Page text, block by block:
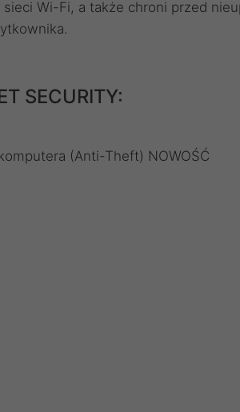
Wi-Fi, a także chroni przed
SECURITY:
(Anti-Theft) NOWOŚĆ